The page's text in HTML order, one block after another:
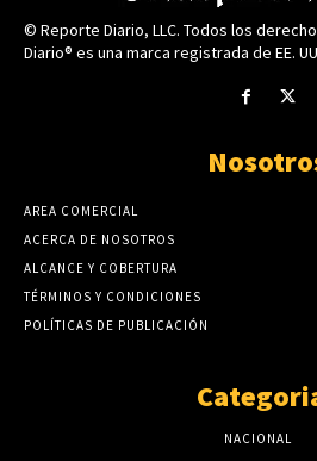
© Reporte Diario, LLC. Todos los
Diario® es una marca registrada de EE.
AREA COMERCIAL
ACERCA DE NOSOTROS
ALCANCE Y COBERTURA
TÉRMINOS Y CONDICIONES
POLÍTICAS DE PUBLICACIÓN
NACIONAL